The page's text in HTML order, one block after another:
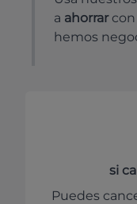
a ahorrar
hemos
si
Puedes